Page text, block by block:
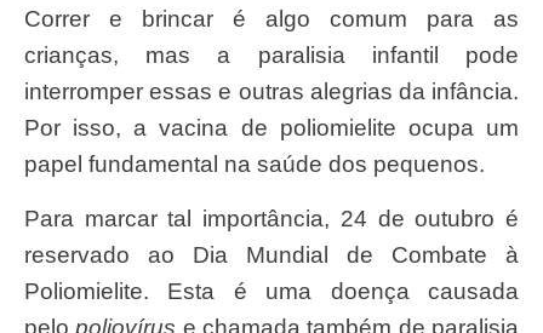
Correr e brincar é algo comum para as
crianças, mas a paralisia infantil pode
interromper essas e outras alegrias da infância.
Por isso, a vacina de poliomielite ocupa um
papel fundamental na saúde dos pequenos.
Para marcar tal importância, 24 de outubro é
reservado ao Dia Mundial de Combate à
Poliomielite. Esta é uma doença causada
pelopoliovírus e chamada também de paralisia